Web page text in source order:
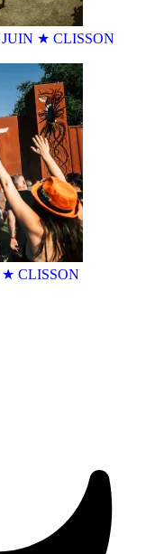
★ CLISSON
★ CLISSON